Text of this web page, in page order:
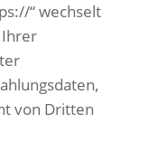
“ wechselt
Ihrer
von Dritten